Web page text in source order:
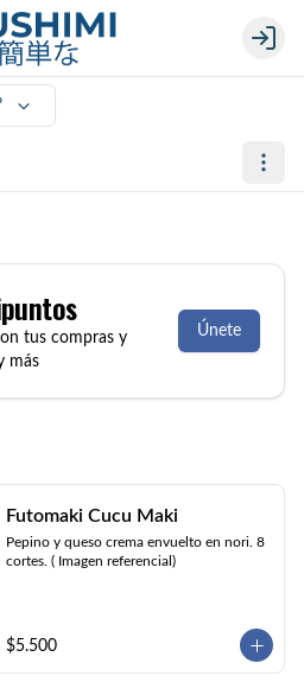
Login
tus compras y
más
Únete
Futomaki Cucu Maki
Pepino y queso crema envuelto en nori. 8
cortes. ( Imagen referencial)
$5.500